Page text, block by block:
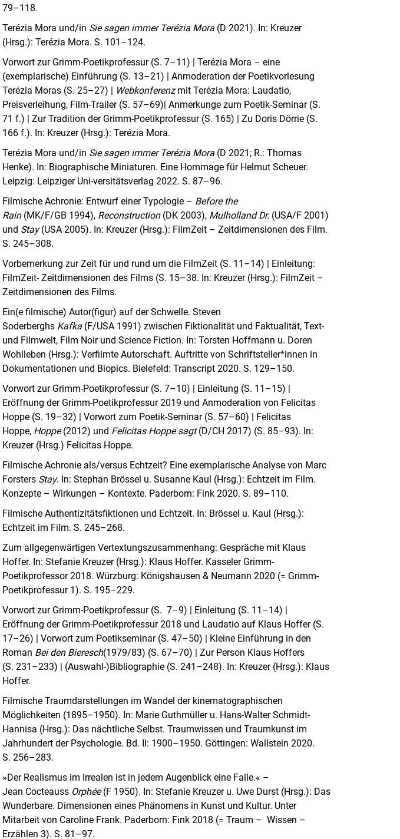
79–118.
Terézia Mora und/in Sie sagen immer Terézia Mora (D 2021). In: Kreuzer
(Hrsg.): Terézia Mora. S. 101–124.
Vorwort zur Grimm-Poetikprofessur (S. 7–11) | Terézia Mora – eine
(exemplarische) Einführung (S. 13–21) | Anmoderation der Poetikvorlesung
Terézia Moras (S. 25–27) | Webkonferenzmit Terézia Mora: Laudatio,
Preisverleihung, Film-Trailer (S. 57–69)| Anmerkunge zum Poetik-Seminar (S.
71 f.) | Zur Tradition der Grimm-Poetikprofessur (S. 165) | Zu Doris Dörrie (S.
166 f.). In: Kreuzer (Hrsg.): Terézia Mora.
Terézia Mora und/in Sie sagen immer Terézia Mora (D 2021; R.: Thomas
Henke). In: Biographische Miniaturen. Eine Hommage für Helmut Scheuer.
Leipzig: Leipziger Uni-versitätsverlag 2022. S. 87–96.
Filmische Achronie: Entwurf einer Typologie – Before the
Rain(MK/F/GB 1994), Reconstruction(DK 2003), Mulholland Dr. (USA/F 2001)
und Stay(USA 2005). In: Kreuzer (Hrsg.): FilmZeit – Zeitdimensionen des Film.
S. 245–308.
Vorbemerkung zur Zeit für und rund um die FilmZeit (S. 11–14) | Einleitung:
FilmZeit- Zeitdimensionen des Films (S. 15–38. In: Kreuzer (Hrsg.): FilmZeit –
Zeitdimensionen des Films.
Ein(e filmische) Autor(figur) auf der Schwelle. Steven
Soderberghs Kafka (F/USA 1991) zwischen Fiktionalität und Faktualität, Text-
und Filmwelt, Film Noir und Science Fiction. In: Torsten Hoffmann u. Doren
Wohlleben (Hrsg.): Verfilmte Autorschaft. Auftritte von Schriftsteller*innen in
Dokumentationen und Biopics. Bielefeld: Transcript 2020. S. 129–150.
Vorwort zur Grimm-Poetikprofessur (S. 7–10) | Einleitung (S. 11–15) |
Eröffnung der Grimm-Poetikprofessur 2019 und Anmoderation von Felicitas
Hoppe (S. 19–32) | Vorwort zum Poetik-Seminar (S. 57–60) | Felicitas
Hoppe, Hoppe(2012) und Felicitas Hoppe sagt(D/CH 2017) (S. 85–93). In:
Kreuzer (Hrsg.) Felicitas Hoppe.
Filmische Achronie als/versus Echtzeit? Eine exemplarische Analyse von Marc
Forsters Stay. In: Stephan Brössel u. Susanne Kaul (Hrsg.): Echtzeit im Film.
Konzepte – Wirkungen – Kontexte. Paderborn: Fink 2020. S. 89–110.
Filmische Authentizitätsfiktionen und Echtzeit. In: Brössel u. Kaul (Hrsg.):
Echtzeit im Film. S. 245–268.
Zum allgegenwärtigen Vertextungszusammenhang: Gespräche mit Klaus
Hoffer. In: Stefanie Kreuzer (Hrsg.): Klaus Hoffer. Kasseler Grimm-
Poetikprofessor 2018. Würzburg: Königshausen & Neumann 2020 (= Grimm-
Poetikprofessur 1). S. 195–229.
Vorwort zur Grimm-Poetikprofessur (S. 7–9) | Einleitung (S. 11–14) |
Eröffnung der Grimm-Poetikprofessur 2018 und Laudatio auf Klaus Hoffer (S.
17–26) | Vorwort zum Poetikseminar (S. 47–50) | Kleine Einführung in den
Roman Bei den Bieresch(1979/83) (S. 67–70) | Zur Person Klaus Hoffers
(S. 231–233) | (Auswahl-)Bibliographie (S. 241–248). In: Kreuzer (Hrsg.): Klaus
Hoffer.
Filmische Traumdarstellungen im Wandel der kinematographischen
Möglichkeiten (1895–1950). In: Marie Guthmüller u. Hans-Walter Schmidt-
Hannisa (Hrsg.): Das nächtliche Selbst. Traumwissen und Traumkunst im
Jahrhundert der Psychologie. Bd. II: 1900–1950. Göttingen: Wallstein 2020.
S. 256–283.
»Der Realismus im Irrealen ist in jedem Augenblick eine Falle.« –
Jean Cocteauss Orphée(F 1950). In: Stefanie Kreuzer u. Uwe Durst (Hrsg.): Das
Wunderbare. Dimensionen eines Phänomens in Kunst und Kultur. Unter
Mitarbeit von Caroline Frank. Paderborn: Fink 2018 (= Traum – Wissen –
Erzählen 3). S. 81–97.